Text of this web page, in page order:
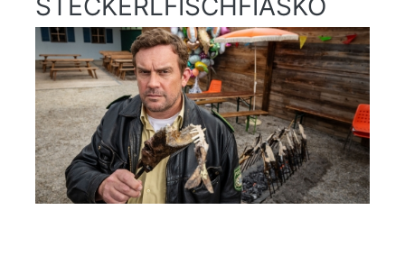
STECKERLFISCHFIASKO